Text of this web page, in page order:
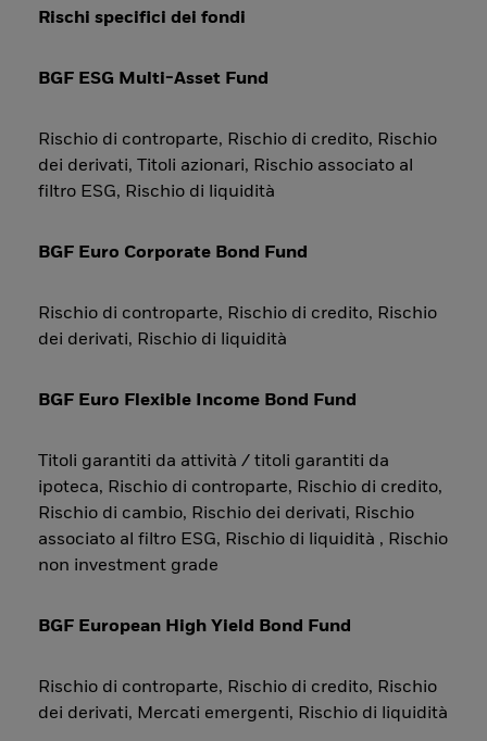
Rischi specifici dei fondi
BGF ESG Multi-Asset Fund
Rischio di controparte, Rischio di credito, Rischio
dei derivati, Titoli azionari, Rischio associato al
filtro ESG, Rischio di liquidità
BGF Euro Corporate Bond Fund
Rischio di controparte, Rischio di credito, Rischio
dei derivati, Rischio di liquidità
BGF Euro Flexible Income Bond Fund
Titoli garantiti da attività / titoli garantiti da
ipoteca, Rischio di controparte, Rischio di credito,
Rischio di cambio, Rischio dei derivati, Rischio
associato al filtro ESG, Rischio di liquidità , Rischio
non investment grade
BGF European High Yield Bond Fund
Rischio di controparte, Rischio di credito, Rischio
dei derivati, Mercati emergenti, Rischio di liquidità